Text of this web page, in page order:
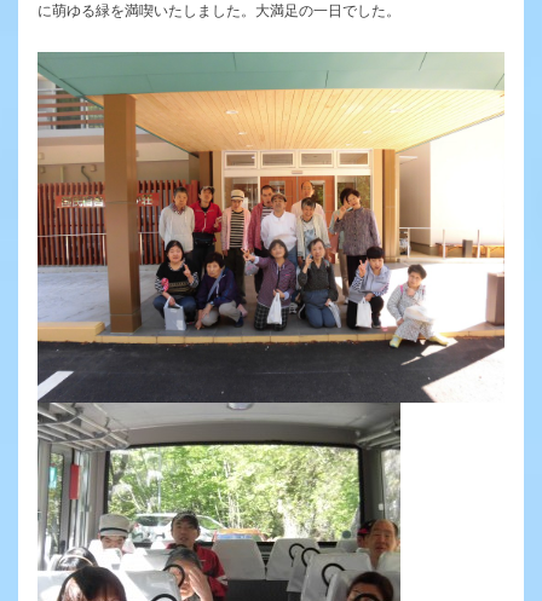
に萌ゆる緑を満喫いたしました。大満足の一日でした。